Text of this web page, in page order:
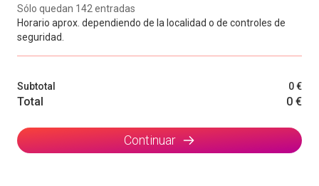
Sólo quedan 142 entradas
Horario aprox. dependiendo de la localidad o de controles de
seguridad.
Subtotal 0 €
Total 0 €
Continuar